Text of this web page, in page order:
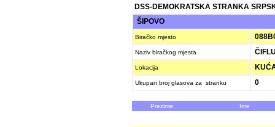
DSS-DEMOKRATSKA STRANKA
ŠIPOVO
Biračko mjesto
Naziv biračkog mjesta
Lokacija
Ukupan broj glasova za stranku 0
Prezime Ime